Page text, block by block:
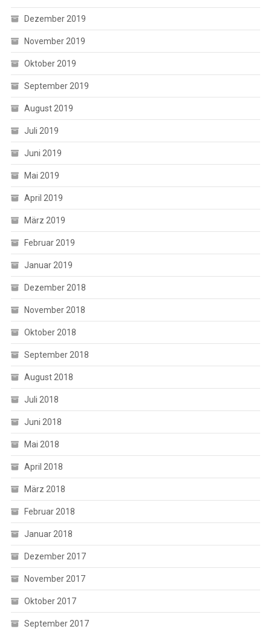
Dezember 2019
November 2019
Oktober 2019
September 2019
August 2019
Juli 2019
Juni 2019
Mai 2019
April 2019
März 2019
Februar 2019
Januar 2019
Dezember 2018
November 2018
Oktober 2018
September 2018
August 2018
Juli 2018
Juni 2018
Mai 2018
April 2018
März 2018
Februar 2018
Januar 2018
Dezember 2017
November 2017
Oktober 2017
September 2017